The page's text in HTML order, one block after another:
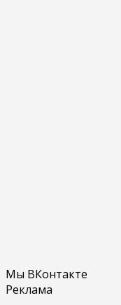
Мы ВКонтакте
Реклама